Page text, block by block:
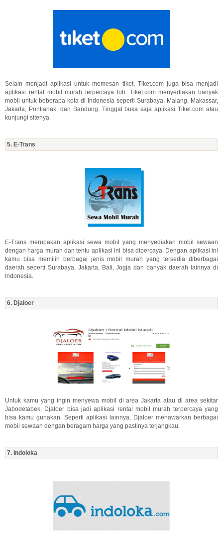
Selain menjadi aplikasi untuk memesan tiket, Tiket.com juga bisa menjadi
aplikasi rental mobil murah terpercaya loh. Tiket.com menyediakan banyak
mobil untuk beberapa kota di Indonesia seperti Surabaya, Malang, Makassar,
Jakarta, Pontianak, dan Bandung. Tinggal buka saja aplikasi Tiket.com atau
kunjungi sitenya.
5. E-Trans
E-Trans merupakan aplikasi sewa mobil yang menyediakan mobil sewaan
dengan harga murah dan tentu aplikasi ini bisa dipercaya. Dengan aplikasi ini
kamu bisa memilih berbagai jenis mobil murah yang tersedia diberbagai
daerah seperti Surabaya, Jakarta, Bali, Jogja dan banyak daerah lainnya di
Indonesia.
6. Djaloer
Untuk kamu yang ingin menyewa mobil di area Jakarta atau di area sekitar
Jabodetabek, Djaloer bisa jadi aplikasi rental mobil murah terpercaya yang
bisa kamu gunakan. Seperti aplikasi lainnya, Djaloer menawarkan berbagai
mobil sewaan dengan beragam harga yang pastinya terjangkau.
7. Indoloka